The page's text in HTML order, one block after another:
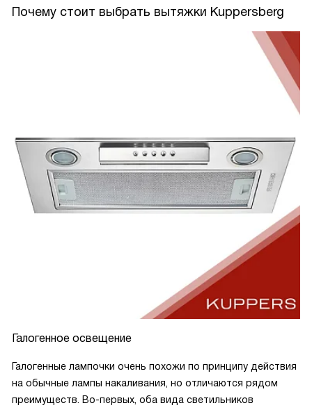
Почему стоит выбрать вытяжки Kuppersberg
Галогенное освещение
Галогенные лампочки очень похожи по принципу действия
на обычные лампы накаливания, но отличаются рядом
преимуществ. Во-первых, оба вида светильников